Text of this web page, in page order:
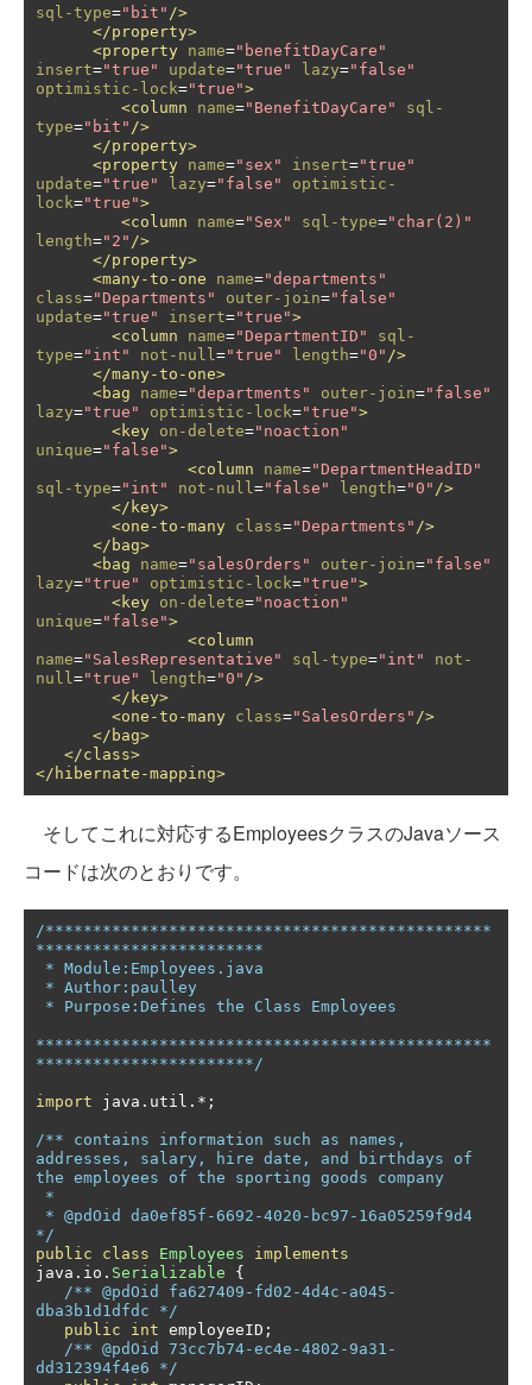
sql-type="bit" />
</property>
<property
name="benefitDayCare"
insert="true" update="true" lazy="false"
optimistic-lock="true">
<column
name="BenefitDayCare"
sql-
type="bit" />
</property>
<property
name="sex" insert="true"
update="true" lazy="false"
optimistic-
lock="true">
<column
name="Sex" sql-type="char(2)"
length="2" />
</property>
<many-to-one
name="departments"
class="Departments" outer-join="false"
update="true" insert="true">
<column
name="DepartmentID"
sql-
type="int" not-null="true" length="0" />
</many-to-one>
<bag
name="departments" outer-join="false"
lazy="true" optimistic-lock="true">
<key
on-delete="noaction"
unique="false">
<column
name="DepartmentHeadID"
sql-type="int" not-null="false" length="0" />
</key>
<one-to-many
class="Departments" />
</bag>
<bag
name="salesOrders" outer-join="false"
lazy="true" optimistic-lock="true">
<key
on-delete="noaction"
unique="false">
<column
name="SalesRepresentative" sql-type="int"
not-
null="true" length="0" />
</key>
<one-to-many
class="SalesOrders" />
</bag>
</class>
</hibernate-mapping>
そしてこれに対応するEmployeesクラスのJavaソース
コードは次のとおりです。
/***********************************************
************************
************************************************
***********************/
import java . util .*;
/** contains information such as names,
addresses, salary, hire date, and birthdays of
the employees of the sporting goods company
*/
public
class Employees
implements
java . io . Serializable
{
/** @pdOid fa627409-fd02-4d4c-a045-
dba3b1d1dfdc */
public
int employeeID ;
/** @pdOid 73cc7b74-ec4e-4802-9a31-
dd312394f4e6 */